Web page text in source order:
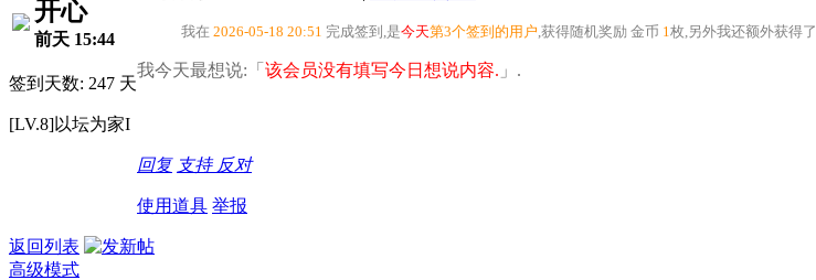
开心
前天 15:44
签到天数: 247 天
[LV.8]以坛为家I
我在 2026-05-18 20:51 完成签到,是今天第3个签到的用户 ,获得随机奖励 金币 1 枚 ,另外我还额外获得了
我今天最想说:「 该会员没有填写今日想说内容. 」.
回复 支持 反对
使用道具 举报
返回列表
高级模式